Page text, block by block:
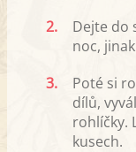
2.
Dejte do
noc,
3.
Poté si
dílů,
rohlíčky.
kusech.